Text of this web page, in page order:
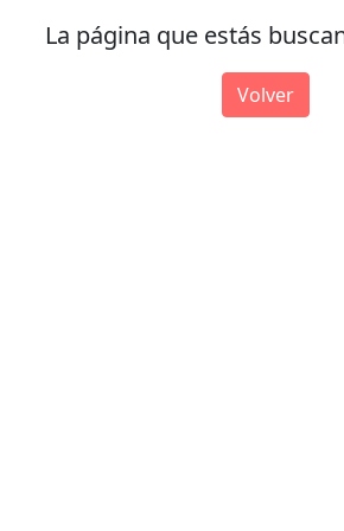
La página que estás
Volver